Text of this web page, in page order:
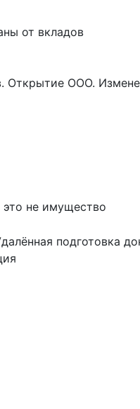
от вкладов
Открытие ООО.
это не имущество
подготовка